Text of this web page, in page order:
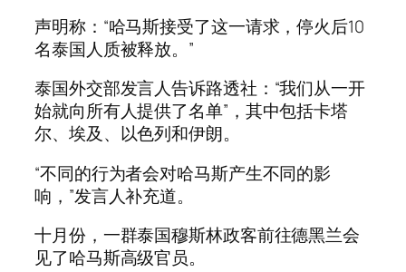
声明称：“哈马斯接受了这一请求，停火后10
名泰国人质被释放。”
泰国外交部发言人告诉路透社：“我们从一开
始就向所有人提供了名单”，其中包括卡塔
尔、埃及、以色列和伊朗。
“不同的行为者会对哈马斯产生不同的影
响，”发言人补充道。
十月份，一群泰国穆斯林政客前往德黑兰会
见了哈马斯高级官员。